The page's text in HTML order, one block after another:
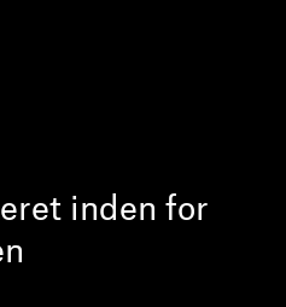
inden for